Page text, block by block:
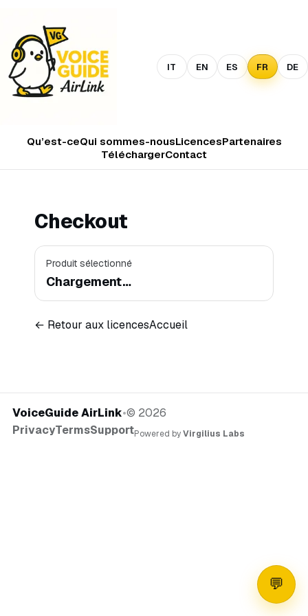
Qu’est-ceQui sommes-nousLicencesPartenaires
TéléchargerContact
IT EN ES FR DE
Checkout
Produit sélectionné
Chargement…
← Retour aux licencesAccueil
VoiceGuide AirLink•© 2026
PrivacyTermsSupportPowered byVirgilius Labs
💬